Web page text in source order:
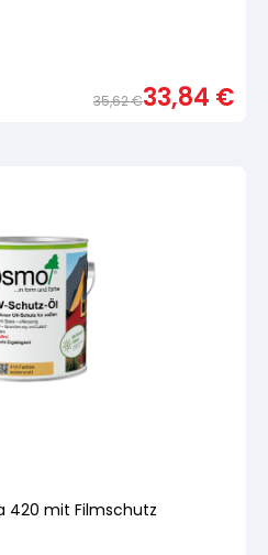
35,62€33,84 €
420 mit Filmschutz